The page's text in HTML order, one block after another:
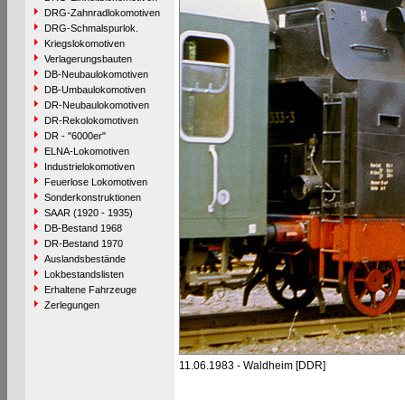
DRG-Zahnradlokomotiven
DRG-Schmalspurlok.
Kriegslokomotiven
Verlagerungsbauten
DB-Neubaulokomotiven
DB-Umbaulokomotiven
DR-Neubaulokomotiven
DR-Rekolokomotiven
DR - "6000er"
ELNA-Lokomotiven
Industrielokomotiven
Feuerlose Lokomotiven
Sonderkonstruktionen
SAAR (1920 - 1935)
DB-Bestand 1968
DR-Bestand 1970
Auslandsbestände
Lokbestandslisten
Erhaltene Fahrzeuge
Zerlegungen
11.06.1983 - Waldheim [DDR]